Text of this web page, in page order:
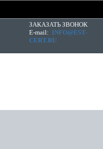
ЗАКАЗАТЬ ЗВОНОК
E-mail: INFO@EST-
CERT.RU